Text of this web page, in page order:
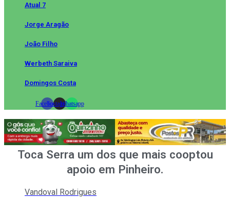
Atual 7
Jorge Aragão
João Filho
Werbeth Saraiva
Domingos Costa
FacebookInstagramWhatsapp
Toca Serra um dos que mais cooptou
apoio em Pinheiro.
Vandoval Rodrigues